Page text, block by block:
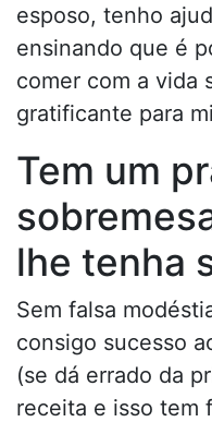
esposo, tenho
ensinando que é
comer com a vida
gratificante para
Tem um
lhe tenha
Sem falsa
consigo sucesso
(se dá errado da
receita e isso tem